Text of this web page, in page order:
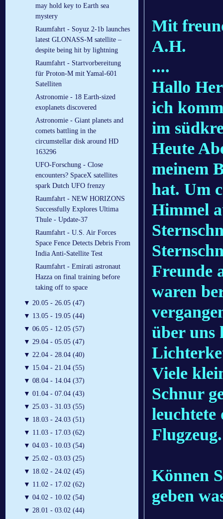
may hold key to Earth sea
mystery
Raumfahrt - Soyuz 2-1b launches
latest GLONASS-M satellite –
despite being hit by lightning
Raumfahrt - Startvorbereitung
für Proton-M mit Yamal-601
Satelliten
Astronomie - 18 Earth-sized
exoplanets discovered
Astronomie - Giant planets and
comets battling in the
circumstellar disk around HD
163296
UFO-Forschung - Close
encounters? SpaceX satellites
spark Dutch UFO frenzy
Raumfahrt - NEW HORIZONS
Successfully Explores Ultima
Thule - Update-37
Raumfahrt - U.S. Air Forces
Space Fence Detects Debris From
India Anti-Satellite Test
Raumfahrt - Emirati astronaut
Hazza on final training before
taking off to space
▼ 20.05 - 26.05 (47)
▼ 13.05 - 19.05 (44)
▼ 06.05 - 12.05 (57)
▼ 29.04 - 05.05 (47)
▼ 22.04 - 28.04 (40)
▼ 15.04 - 21.04 (55)
▼ 08.04 - 14.04 (37)
▼ 01.04 - 07.04 (43)
▼ 25.03 - 31.03 (55)
▼ 18.03 - 24.03 (51)
▼ 11.03 - 17.03 (62)
▼ 04.03 - 10.03 (54)
▼ 25.02 - 03.03 (25)
▼ 18.02 - 24.02 (45)
▼ 11.02 - 17.02 (62)
▼ 04.02 - 10.02 (54)
▼ 28.01 - 03.02 (44)
Mit
A.H.
....
Hallo
ich
im
Heute
meinem
hat. Um
Himmel
Freunde
waren
über uns
Viele
Schnur
Flugzeug.
Können
geben